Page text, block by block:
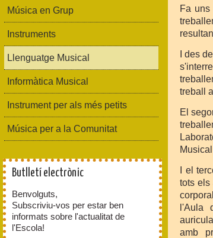
Música en Grup
Instruments
Llenguatge Musical
Informàtica Musical
Instrument per als més petits
Música per a la Comunitat
Butlletí electrònic
Benvolguts,
Subscriviu-vos per estar ben
informats sobre l'actualitat de
l'Escola!
Fa
I des
treball
El
I el
tots els
l'Aula
amb